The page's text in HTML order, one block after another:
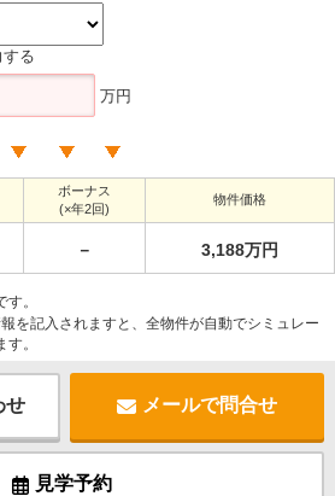
る
万円
ボーナス
(×年2回)
物件価格
－ 3,188万円
。
を記入されますと、全物件が自動でシミュレー
。
せ メールで問合せ
見学予約